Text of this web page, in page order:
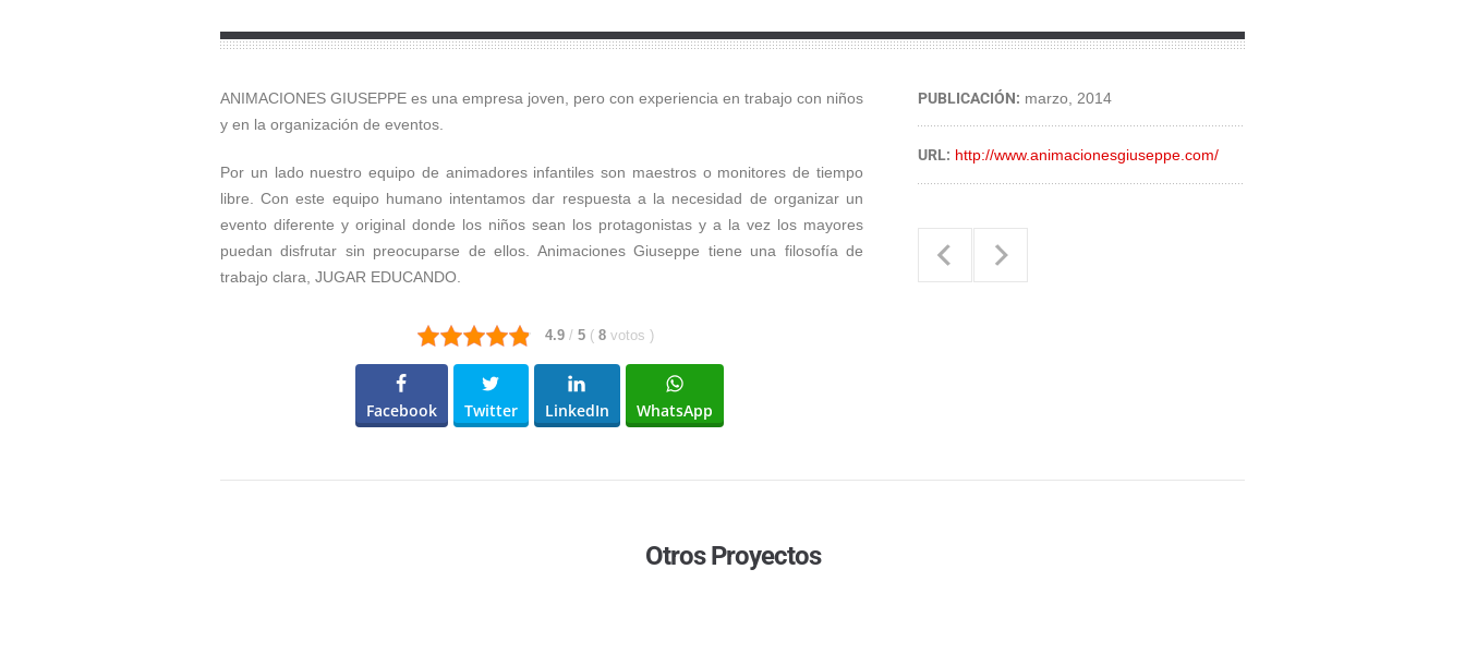
ANIMACIONES GIUSEPPE es una empresa joven, pero con experiencia en trabajo con niños
y en la organización de eventos.
Por un lado nuestro equipo de animadores infantiles son maestros o monitores de tiempo
libre. Con este equipo humano intentamos dar respuesta a la necesidad de organizar un
evento diferente y original donde los niños sean los protagonistas y a la vez los mayores
puedan disfrutar sin preocuparse de ellos. Animaciones Giuseppe tiene una filosofía de
trabajo clara, JUGAR EDUCANDO.
4.9 / 5 ( 8 votos )
Facebook Twitter LinkedIn WhatsApp
PUBLICACIÓN: marzo, 2014
URL: http://www.animacionesgiuseppe.com/
Otros Proyectos